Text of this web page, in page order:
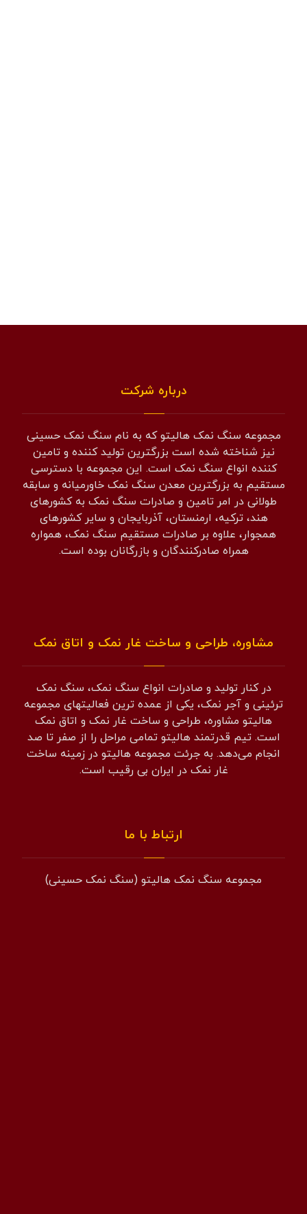
درباره شرکت
مجموعه سنگ نمک هالیتو که به نام سنگ نمک حسینی
نیز شناخته شده است بزرگترین تولید کننده و تامین
کننده انواع سنگ نمک است. این مجموعه با دسترسی
مستقیم به بزرگترین معدن سنگ نمک خاورمیانه و سابقه
طولانی در امر تامین و صادرات سنگ نمک به کشورهای
هند، ترکیه، ارمنستان، آذربایجان و سایر کشورهای
همجوار، علاوه بر صادرات مستقیم سنگ نمک، همواره
همراه صادرکنندگان و بازرگانان بوده است.
مشاوره، طراحی و ساخت غار نمک و اتاق نمک
در کنار تولید و صادرات انواع سنگ نمک، سنگ نمک
ترئینی و آجر نمک، یکی از عمده ترین فعالیتهای مجموعه
هالیتو مشاوره، طراحی و ساخت غار نمک و اتاق نمک
است. تیم قدرتمند هالیتو تمامی مراحل را از صفر تا صد
انجام می‌دهد. به جرئت مجموعه هالیتو در زمینه ساخت
غار نمک در ایران بی رقیب است.
ارتباط با ما
مجموعه سنگ نمک هالیتو (سنگ نمک حسینی)